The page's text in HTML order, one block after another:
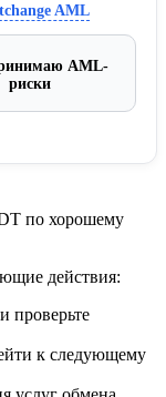
AML
AML-
риски
по хорошему
действия:
проверьте
к следующему